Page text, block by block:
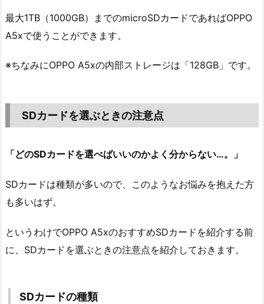
最大1TB（1000GB）までのmicroSDカードであればOPPO
A5xで使うことができます。
※ちなみにOPPO A5xの内部ストレージは「128GB」です。
SDカードを選ぶときの注意点
「どのSDカードを選べばいいのかよく分からない…。」
SDカードは種類が多いので、このようなお悩みを抱えた方
も多いはず。
というわけでOPPO A5xのおすすめSDカードを紹介する前
に、SDカードを選ぶときの注意点を紹介しておきます。
SDカードの種類